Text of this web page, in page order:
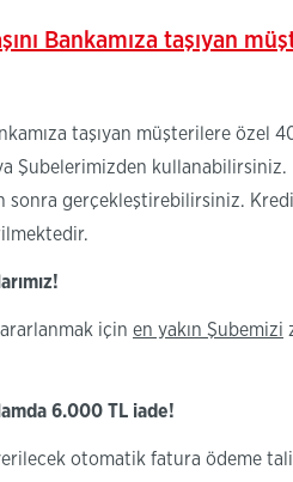
Bankamıza taşıyan
taşıyan müşterilere
Şubelerimizden kullanabilirsiniz.
sonra gerçekleştirebilirsiniz. Kredi
için en yakın Şubemizi
6.000 TL iade!
otomatik fatura ödeme